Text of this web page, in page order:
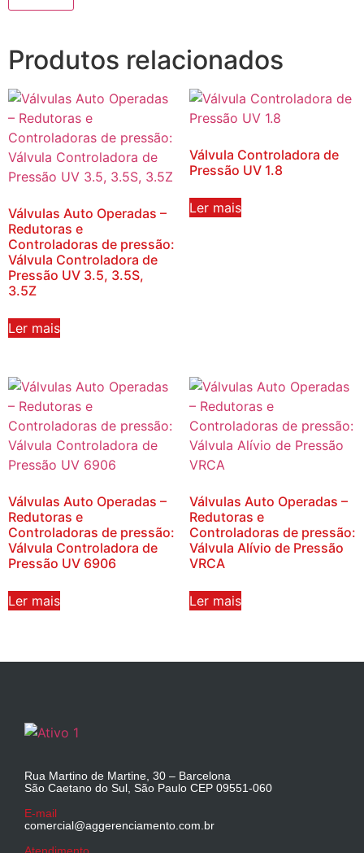
Produtos relacionados
Válvulas Auto Operadas –
Redutoras e
Controladoras de pressão:
Válvula Controladora de
Pressão UV 3.5, 3.5S,
3.5Z
Ler mais
Válvula Controladora de
Pressão UV 1.8
Ler mais
Válvulas Auto Operadas –
Redutoras e
Controladoras de pressão:
Válvula Controladora de
Pressão UV 6906
Ler mais
Válvulas Auto Operadas –
Redutoras e
Controladoras de pressão:
Válvula Alívio de Pressão
VRCA
Ler mais
Rua Martino de Martine, 30 – Barcelona
São Caetano do Sul, São Paulo CEP 09551-060
E-mail
comercial@aggerenciamento.com.br